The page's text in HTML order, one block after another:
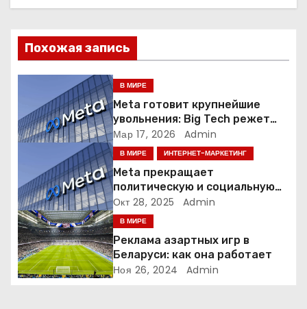
и
п
о
а
п
и
Похожая запись
В МИРЕ
Meta готовит крупнейшие
увольнения: Big Tech режет
людей ради искусственного
интеллекта
Мар 17, 2026 Admin
В МИРЕ ИНТЕРНЕТ-МАРКЕТИНГ
Meta прекращает
политическую и социальную
рекламу в ЕС. Почему это
меняет рынок цифровой
рекламы?
Окт 28, 2025 Admin
В МИРЕ
Реклама азартных игр в
Беларуси: как она работает
Ноя 26, 2024 Admin